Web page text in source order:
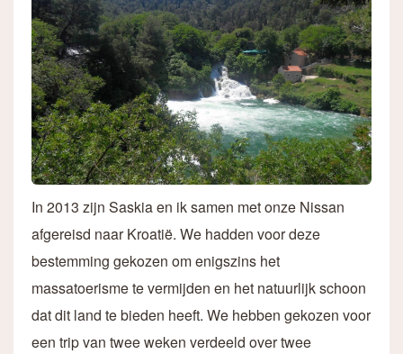
In 2013 zijn Saskia en ik samen met onze Nissan
afgereisd naar Kroatië. We hadden voor deze
bestemming gekozen om enigszins het
massatoerisme te vermijden en het natuurlijk schoon
dat dit land te bieden heeft. We hebben gekozen voor
een trip van twee weken verdeeld over twee